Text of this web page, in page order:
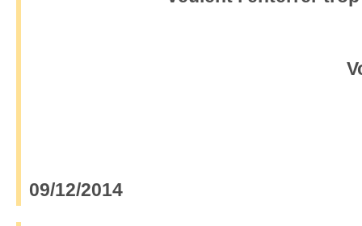
09/12/2014